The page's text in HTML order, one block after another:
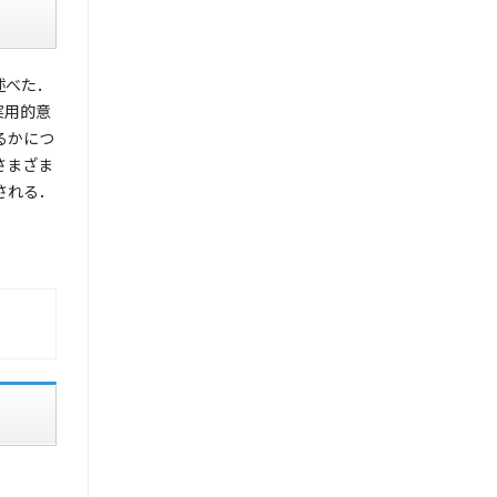
た．
的意
かにつ
まざま
る．